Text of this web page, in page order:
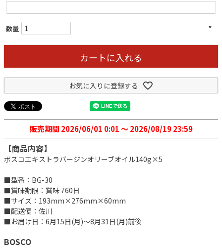
カートに入れる
お気に入りに登録する
販売期間 2026/06/01 0:01〜 2026/08/19 23:59
【商品内容】
ボスコエキストラバージンオリーブオイル140g×5
■型番：BG-30
■賞味期限：賞味 760日
■サイズ：193mm×276mm×60mm
■配送便：佐川
■お届け日：6月15日(月)～8月31日(月)前後
BOSCO